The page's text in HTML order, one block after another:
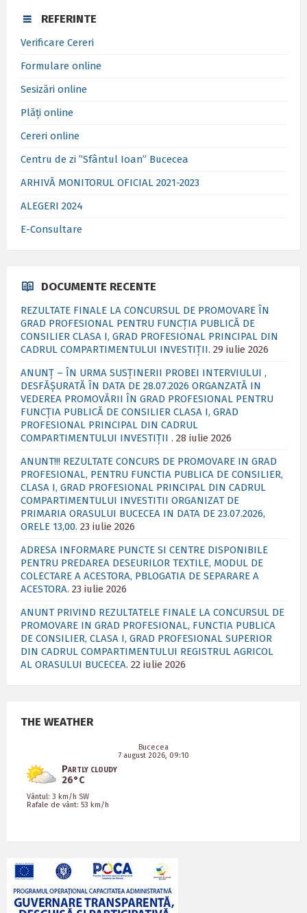
REFERINTE
Verificare Cereri
Formulare online
Sesizări online
Plăți online
Cereri online
Centru de zi ”Sfântul Ioan” Bucecea
ARHIVĂ MONITORUL OFICIAL 2021-2023
ALEGERI 2024
E-Consultare
DOCUMENTE RECENTE
REZULTATE FINALE LA CONCURSUL DE PROMOVARE ÎN
GRAD PROFESIONAL PENTRU FUNCȚIA PUBLICĂ DE
CONSILIER CLASA I, GRAD PROFESIONAL PRINCIPAL DIN
CADRUL COMPARTIMENTULUI INVESTIȚII. 29 iulie 2026
ANUNȚ – ÎN URMA SUSȚINERII PROBEI INTERVIULUI ,
DESFĂȘURATĂ ÎN DATA DE 28.07.2026 ORGANZATĂ IN
VEDEREA PROMOVĂRII ÎN GRAD PROFESIONAL PENTRU
FUNCȚIA PUBLICĂ DE CONSILIER CLASA I, GRAD
PROFESIONAL PRINCIPAL DIN CADRUL
COMPARTIMENTULUI INVESTIȚII . 28 iulie 2026
ANUNT!!! REZULTATE CONCURS DE PROMOVARE IN GRAD
PROFESIONAL, PENTRU FUNCTIA PUBLICA DE CONSILIER,
CLASA I, GRAD PROFESIONAL PRINCIPAL DIN CADRUL
COMPARTIMENTULUI INVESTITII ORGANIZAT DE
PRIMARIA ORASULUI BUCECEA IN DATA DE 23.07.2026,
ORELE 13,00. 23 iulie 2026
ADRESA INFORMARE PUNCTE SI CENTRE DISPONIBILE
PENTRU PREDAREA DESEURILOR TEXTILE, MODUL DE
COLECTARE A ACESTORA, PBLOGATIA DE SEPARARE A
ACESTORA. 23 iulie 2026
ANUNT PRIVIND REZULTATELE FINALE LA CONCURSUL DE
PROMOVARE IN GRAD PROFESIONAL, FUNCTIA PUBLICA
DE CONSILIER, CLASA I, GRAD PROFESIONAL SUPERIOR
DIN CADRUL COMPARTIMENTULUI REGISTRUL AGRICOL
AL ORASULUI BUCECEA. 22 iulie 2026
THE WEATHER
Bucecea
7 august 2026, 09:10
Partly cloudy
26°C
Vântul: 3 km/h SW
Rafale de vânt: 53 km/h